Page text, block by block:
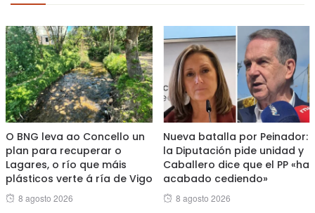
O BNG leva ao Concello un
plan para recuperar o
Lagares, o río que máis
plásticos verte á ría de Vigo
Posted
8 agosto 2026
Nueva batalla por Peinador:
la Diputación pide unidad y
Caballero dice que el PP «ha
acabado cediendo»
Posted
8 agosto 2026